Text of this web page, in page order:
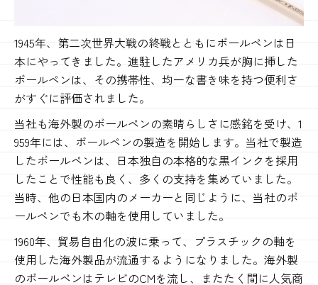
1945年、第二次世界大戦の終戦とともにボールペンは日
本にやってきました。進駐したアメリカ兵が胸に挿した
ボールペンは、その携帯性、均一な書き味を持つ便利さ
がすぐに評価されました。
当社も海外製のボールペンの素晴らしさに感銘を受け、1
959年には、ボールペンの製造を開始します。当社で製造
したボールペンは、日本独自の本格的な黒インクを採用
したことで性能も良く、多くの支持を集めていました。
当時、他の日本国内のメーカーと同じように、当社のボ
ールペンでも木の軸を使用していました。
1960年、貿易自由化の波に乗って、プラスチックの軸を
使用した海外製品が流通するようになりました。海外製
のボールペンはテレビのCMを流し、またたく間に人気商